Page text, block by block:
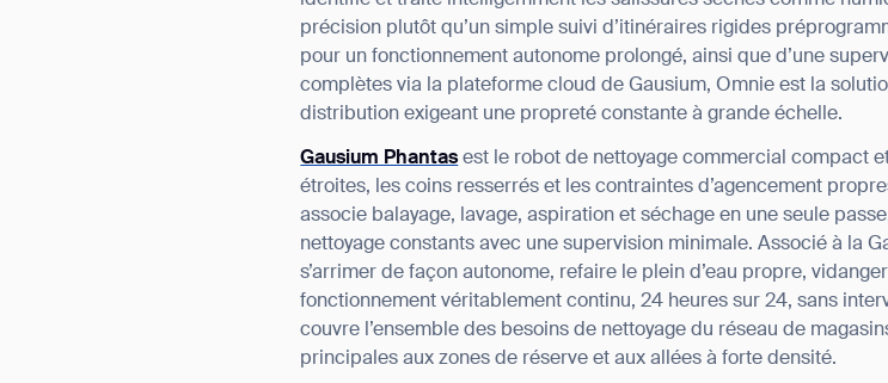
précision plutôt qu’un simple suivi d’itinéraires rigides
pour un fonctionnement autonome prolongé, ainsi que d’une
complètes via la plateforme cloud de Gausium, Omnie est la
distribution exigeant une propreté constante à grande échelle.
Gausium Phantas est le robot de nettoyage commercial compact
étroites, les coins resserrés et les contraintes d’agencement
associe balayage, lavage, aspiration et séchage en une seule
nettoyage constants avec une supervision minimale. Associé à la
s’arrimer de façon autonome, refaire le plein d’eau propre,
fonctionnement véritablement continu, 24 heures sur 24, sans
couvre l’ensemble des besoins de nettoyage du réseau de
principales aux zones de réserve et aux allées à forte densité.